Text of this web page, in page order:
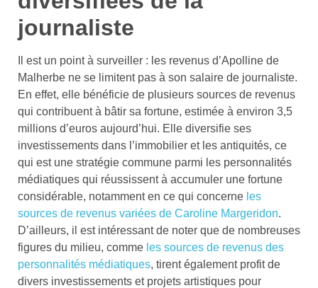
journaliste
Il est un point à surveiller : les revenus d’Apolline de
Malherbe ne se limitent pas à son salaire de journaliste.
En effet, elle bénéficie de plusieurs sources de revenus
qui contribuent à bâtir sa fortune, estimée à environ 3,5
millions d’euros aujourd’hui. Elle diversifie ses
investissements dans l’immobilier et les antiquités, ce
qui est une stratégie commune parmi les personnalités
médiatiques qui réussissent à accumuler une fortune
considérable, notamment en ce qui concerne les
sources de revenus variées de Caroline Margeridon.
D’ailleurs, il est intéressant de noter que de nombreuses
figures du milieu, comme les sources de revenus des
personnalités médiatiques, tirent également profit de
divers investissements et projets artistiques pour